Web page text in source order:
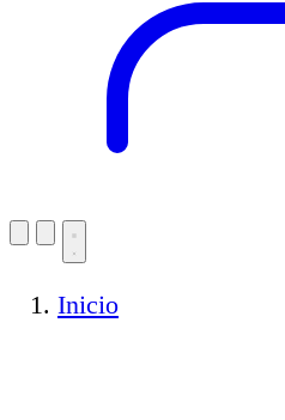
Inicio